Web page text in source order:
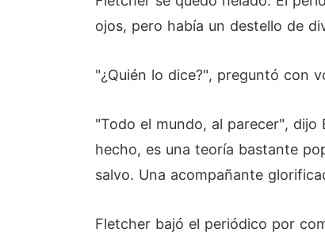
ojos, pero había un destello de
"¿Quién lo dice?", preguntó con
"Todo el mundo, al parecer",
hecho, es una teoría bastante
salvo. Una acompañante
Fletcher bajó el periódico por